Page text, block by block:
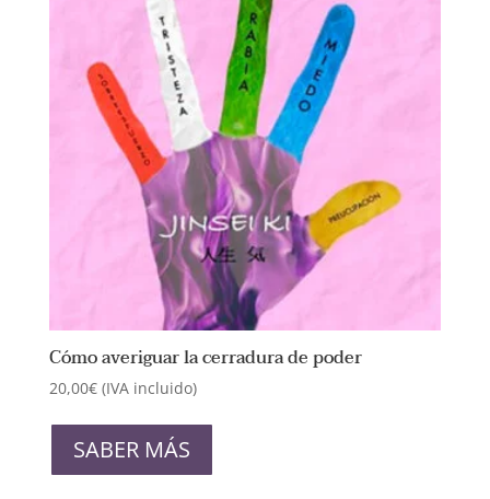
Cómo averiguar la cerradura de poder
20,00€ (IVA incluido)
SABER MÁS